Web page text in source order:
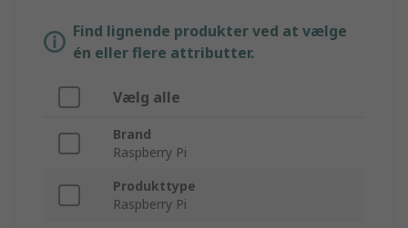
Find lignende produkter ved at vælge
én eller flere attributter.
Vælg alle
Brand
Raspberry Pi
Produkttype
Raspberry Pi